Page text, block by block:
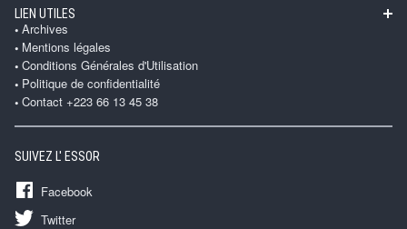
LIEN UTILES
Archives
Mentions légales
Conditions Générales d'Utilisation
Politique de confidentialité
Contact +223 66 13 45 38
SUIVEZ L' ESSOR
Facebook
Twitter